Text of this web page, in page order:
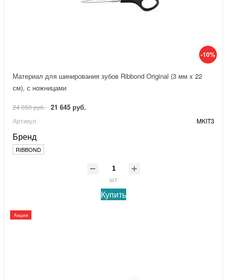
-10%
Материал для шинирования зубов Ribbond Original (3 мм x 22
см), с ножницами
24 050 руб. 21 645 руб.
Артикул MKIT3
Бренд
RIBBOND
шт
Купить
Акция